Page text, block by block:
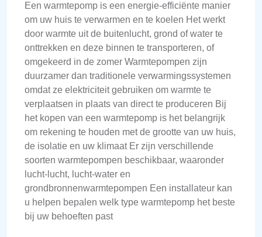
Een warmtepomp is een energie-efficiënte manier
om uw huis te verwarmen en te koelen Het werkt
door warmte uit de buitenlucht, grond of water te
onttrekken en deze binnen te transporteren, of
omgekeerd in de zomer Warmtepompen zijn
duurzamer dan traditionele verwarmingssystemen
omdat ze elektriciteit gebruiken om warmte te
verplaatsen in plaats van direct te produceren Bij
het kopen van een warmtepomp is het belangrijk
om rekening te houden met de grootte van uw huis,
de isolatie en uw klimaat Er zijn verschillende
soorten warmtepompen beschikbaar, waaronder
lucht-lucht, lucht-water en
grondbronnenwarmtepompen Een installateur kan
u helpen bepalen welk type warmtepomp het beste
bij uw behoeften past